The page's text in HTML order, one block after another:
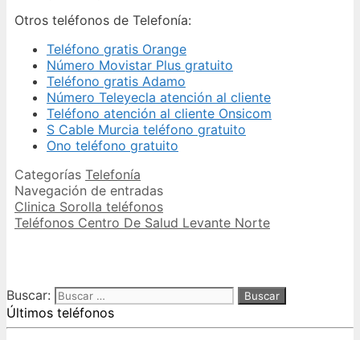
Otros teléfonos de Telefonía:
Teléfono gratis Orange
Número Movistar Plus gratuito
Teléfono gratis Adamo
Número Teleyecla atención al cliente
Teléfono atención al cliente Onsicom
S Cable Murcia teléfono gratuito
Ono teléfono gratuito
Categorías Telefonía
Navegación de entradas
Clinica Sorolla teléfonos
Teléfonos Centro De Salud Levante Norte
Buscar:
Últimos teléfonos